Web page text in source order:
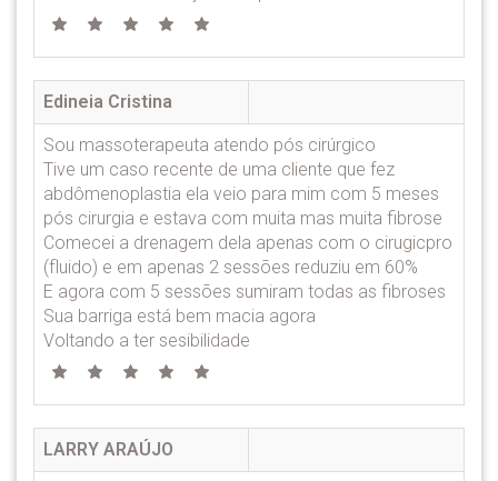
Edineia Cristina
Sou massoterapeuta atendo pós cirúrgico
Tive um caso recente de uma cliente que fez
abdômenoplastia ela veio para mim com 5 meses
pós cirurgia e estava com muita mas muita fibrose
Comecei a drenagem dela apenas com o cirugicpro
(fluido) e em apenas 2 sessões reduziu em 60%
E agora com 5 sessões sumiram todas as fibroses
Sua barriga está bem macia agora
Voltando a ter sesibilidade
LARRY ARAÚJO